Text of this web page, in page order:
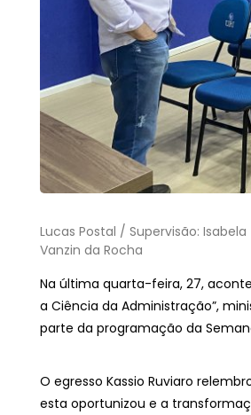
Lucas Postal / Supervisão: Isabela
Vanzin da Rocha
Na última quarta-feira, 27,
a Ciência da Administração”,
parte da programação da
O egresso Kassio Ruviaro
esta oportunizou e a